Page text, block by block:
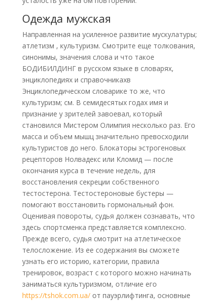
Одежда мужская
Направленная на усиленное развитие мускулатуры;
атлетизм , культуризм. Смотрите еще толкования,
синонимы, значения слова и что такое
БОДИБИЛДИНГ в русском языке в словарях,
энциклопедиях и справочникахв
Энциклопедическом словарике то же, что
культуризм; см. В семидесятых годах имя и
признание у зрителей завоевал, который
становился Мистером Олимпия несколько раз. Его
масса и объем мышц значительно превосходили
культуристов до него. Блокаторы эстрогеновых
рецепторов Нолвадекс или Кломид — после
окончания курса в течение недель, для
восстановления секреции собственного
тестостерона. Тестостероновые бустеры —
помогают восстановить гормональный фон.
Оценивая повороты, судья должен сознавать, что
здесь спортсменка представляется комплексно.
Прежде всего, судья смотрит на атлетическое
телосложение. Из ее содержания вы сможете
узнать его историю, категории, правила
тренировок, возраст с которого можно начинать
заниматься культуризмом, отличие его
https://tshok.com.ua/от пауэрлифтинга, основные